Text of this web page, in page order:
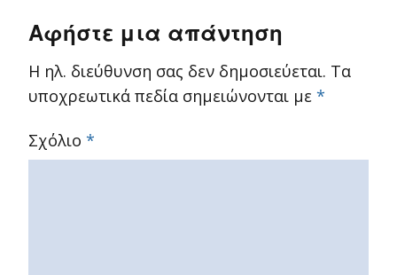
Αφήστε μια απάντηση
Η ηλ. διεύθυνση σας δεν δημοσιεύεται. Τα
υποχρεωτικά πεδία σημειώνονται με *
Σχόλιο *